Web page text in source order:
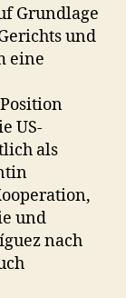
Grundlage
und
eine
US-
als
und
nach